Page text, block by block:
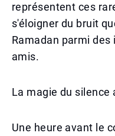
représentent ces
s'éloigner du bruit
Ramadan parmi
amis.
La magie du silence
Une heure avant le